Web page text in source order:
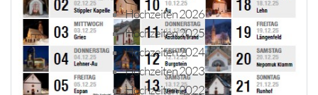
Hochzeiten 2026
Hochzeiten 2025
Hochzeiten 2024
Hochzeiten 2023
Hochzeiten 2022